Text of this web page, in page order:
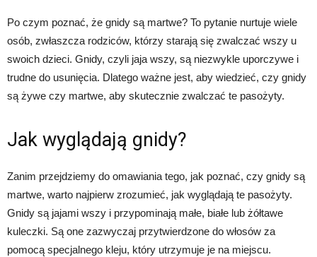
Po czym poznać, że gnidy są martwe? To pytanie nurtuje wiele
osób, zwłaszcza rodziców, którzy starają się zwalczać wszy u
swoich dzieci. Gnidy, czyli jaja wszy, są niezwykle uporczywe i
trudne do usunięcia. Dlatego ważne jest, aby wiedzieć, czy gnidy
są żywe czy martwe, aby skutecznie zwalczać te pasożyty.
Jak wyglądają gnidy?
Zanim przejdziemy do omawiania tego, jak poznać, czy gnidy są
martwe, warto najpierw zrozumieć, jak wyglądają te pasożyty.
Gnidy są jajami wszy i przypominają małe, białe lub żółtawe
kuleczki. Są one zazwyczaj przytwierdzone do włosów za
pomocą specjalnego kleju, który utrzymuje je na miejscu.